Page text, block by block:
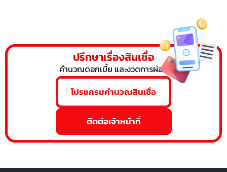
ปรึกษาเรื่องสินเชื่อ
คำนวณดอกเบี้ย และงวดการผ่อน
โปรแกรมคำนวณสินเชื่อ
ติดต่อเจ้าหน้าที่